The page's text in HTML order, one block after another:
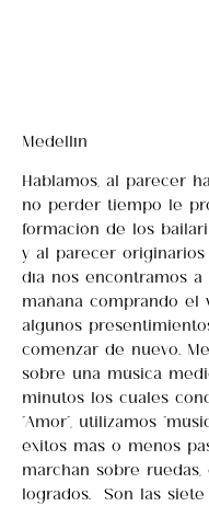
Medellín
Hablamos, al parecer
no perder tiempo le
formación de los
y al parecer
día nos encontramos
mañana comprando el
algunos
comenzar de nuevo.
sobre una música
minutos los cuales
“Amor”, utilizamos
éxitos más o menos
marchan sobre
logrados. Son las